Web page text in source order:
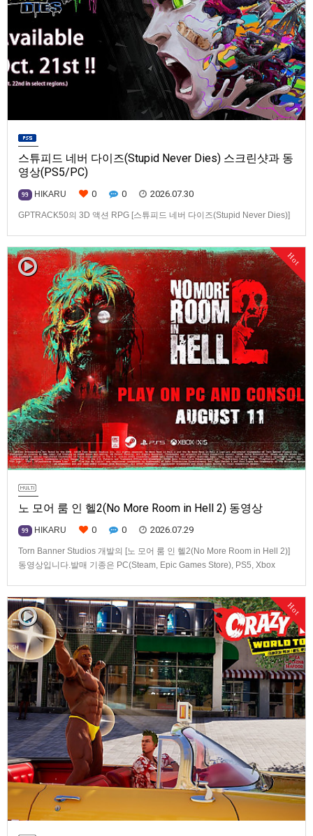
스튜피드 네버 다이즈(Stupid Never Dies) 스크린샷과 동
영상(PS5/PC)
99 HIKARU 0 0 2026.07.30
GPTRACK50의 3D 액션 RPG [스튜피드 네버 다이즈(Stupid Never Dies)]
Hot
노 모어 룸 인 헬2(No More Room in Hell 2) 동영상
99 HIKARU 0 0 2026.07.29
Torn Banner Studios 개발의 [노 모어 룸 인 헬2(No More Room in Hell 2)]
동영상입니다.발매 기종은 PC(Steam, Epic Games Store), PS5, Xbox
Hot